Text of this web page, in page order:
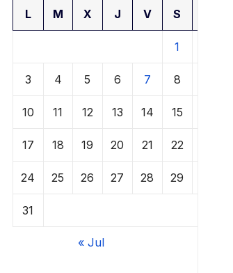
L M X J V S
1
3 4 5 6 7 8
10 11 12 13 14 15
17 18 19 20 21 22
24 25 26 27 28 29
31
« Jul